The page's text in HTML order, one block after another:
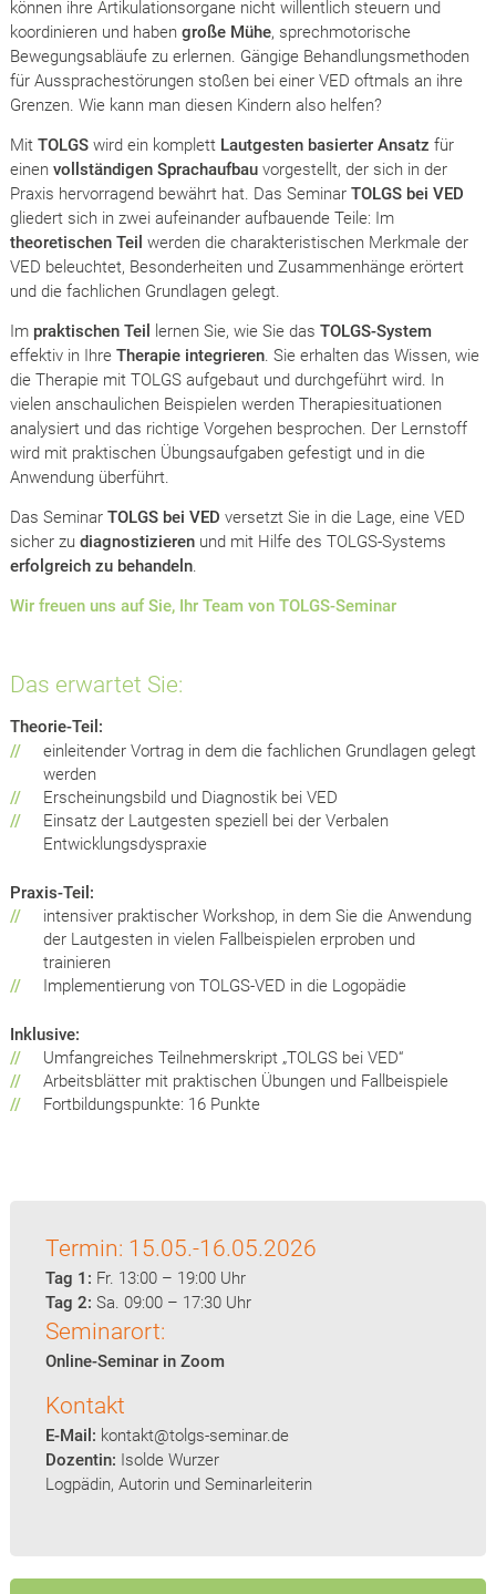
können ihre Artikulationsorgane nicht willentlich steuern und
koordinieren und haben große Mühe, sprechmotorische
Bewegungsabläufe zu erlernen. Gängige Behandlungsmethoden
für Aussprachestörungen stoßen bei einer VED oftmals an ihre
Grenzen. Wie kann man diesen Kindern also helfen?
Mit TOLGSwird ein komplett Lautgesten basierter Ansatz für
einen vollständigen Sprachaufbauvorgestellt, der sich in der
Praxis hervorragend bewährt hat. Das Seminar TOLGS bei VED
gliedert sich in zwei aufeinander aufbauende Teile: Im
theoretischen Teil werden die charakteristischen Merkmale der
VED beleuchtet, Besonderheiten und Zusammenhänge erörtert
und die fachlichen Grundlagen gelegt.
Im praktischen Teil lernen Sie, wie Sie das TOLGS-System
effektiv in Ihre Therapie integrieren. Sie erhalten das Wissen, wie
die Therapie mit TOLGS aufgebaut und durchgeführt wird. In
vielen anschaulichen Beispielen werden Therapiesituationen
analysiert und das richtige Vorgehen besprochen. Der Lernstoff
wird mit praktischen Übungsaufgaben gefestigt und in die
Anwendung überführt.
Das SeminarTOLGS bei VED versetzt Sie in die Lage, eine VED
sicher zu diagnostizierenund mit Hilfe des TOLGS-Systems
erfolgreich zu behandeln.
Wir freuen uns auf Sie, Ihr Team von TOLGS-Seminar
Das erwartet Sie:
Theorie-Teil:
//
einleitender Vortrag in dem die fachlichen Grundlagen gelegt
werden
//
Erscheinungsbild und Diagnostik bei VED
//
Einsatz der Lautgesten speziell bei der Verbalen
Entwicklungsdyspraxie
Praxis-Teil:
//
intensiver praktischer Workshop, in dem Sie die Anwendung
der Lautgesten in vielen Fallbeispielen erproben und
trainieren
//
Implementierung von TOLGS-VED in die Logopädie
Inklusive:
//
Umfangreiches Teilnehmerskript „TOLGS bei VED“
//
Arbeitsblätter mit praktischen Übungen und Fallbeispiele
//
Fortbildungspunkte: 16 Punkte
Termin: 15.05.-16.05.2026
Tag 1: Fr. 13:00 – 19:00 Uhr
Tag 2: Sa. 09:00 – 17:30 Uhr
Seminarort:
Online-Seminar in Zoom
Kontakt
E-Mail: kontakt@tolgs-seminar.de
Dozentin: Isolde Wurzer
Logpädin, Autorin und Seminarleiterin